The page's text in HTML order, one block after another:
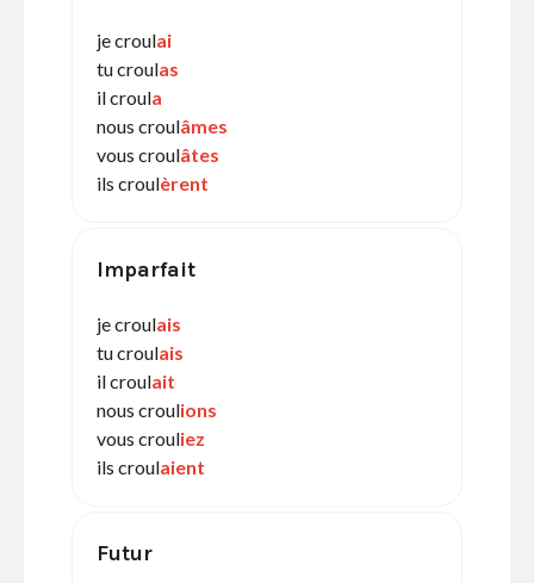
je croulai
tu croulas
il croula
nous croulâmes
vous croulâtes
ils croulèrent
Imparfait
je croulais
tu croulais
il croulait
nous croulions
vous crouliez
ils croulaient
Futur